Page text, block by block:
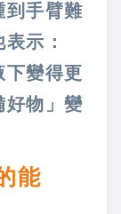
到手臂難
示：
下變得更
好物」變
能